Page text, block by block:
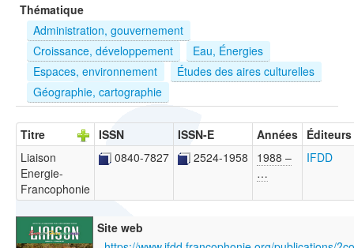
EN
ES
?
Thématique
Administration, gouvernement
Croissance, développement
Eau, Énergies
Espaces, environnement
Études des aires culturelles
Géographie, cartographie
Titre ISSN ISSN-E Années Éditeurs
Liaison
Energie-
Francophonie
0840-7827 2524-1958
1988 –
…
IFDD
Site web